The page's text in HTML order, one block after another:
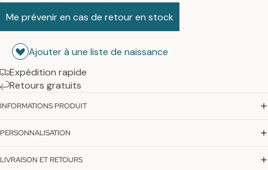
Me prévenir en cas de retour en stock
Ajouter à une liste de naissance
Expédition rapide
Retours gratuits
INFORMATIONS PRODUIT
PERSONNALISATION
LIVRAISON ET RETOURS